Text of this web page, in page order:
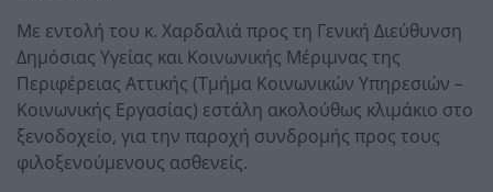
Με εντολή του κ. Χαρδαλιά προς τη Γενική Διεύθυνση
Δημόσιας Υγείας και Κοινωνικής Μέριμνας της
Περιφέρειας Αττικής (Τμήμα Κοινωνικών Υπηρεσιών –
Κοινωνικής Εργασίας) εστάλη ακολούθως κλιμάκιο στο
ξενοδοχείο, για την παροχή συνδρομής προς τους
φιλοξενούμενους ασθενείς.